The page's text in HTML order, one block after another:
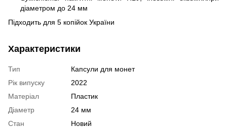
діаметром до 24 мм
Підходить для 5 копійок України
Характеристики
Тип
Капсули для монет
Рік випуску
2022
Матеріал
Пластик
Діаметр
24 мм
Стан
Новий